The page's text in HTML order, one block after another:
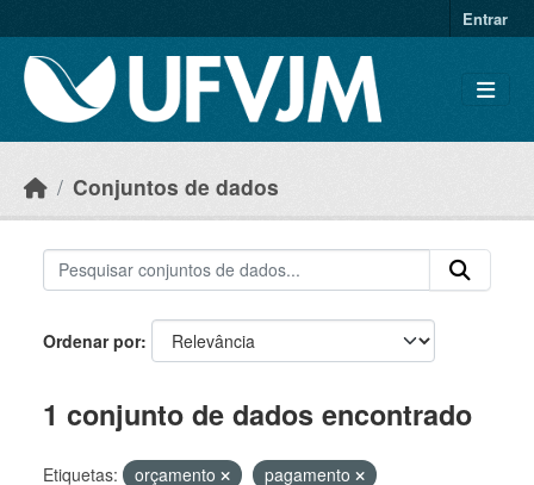
Entrar
Conjuntos de dados
Ordenar por
1 conjunto de dados encontrado
Etiquetas: orçamento
pagamento